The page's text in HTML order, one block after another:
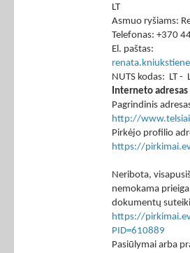
LT
Asmuo ryšiams:
Telefonas: +370
El. paštas:
NUTS kodas: LT -
Interneto adresas
Pagrindinis
http://
Pirkėjo profilio
https://
Neribota,
nemokama
dokumentų
https://
PID=610889
Pasiūlymai arba